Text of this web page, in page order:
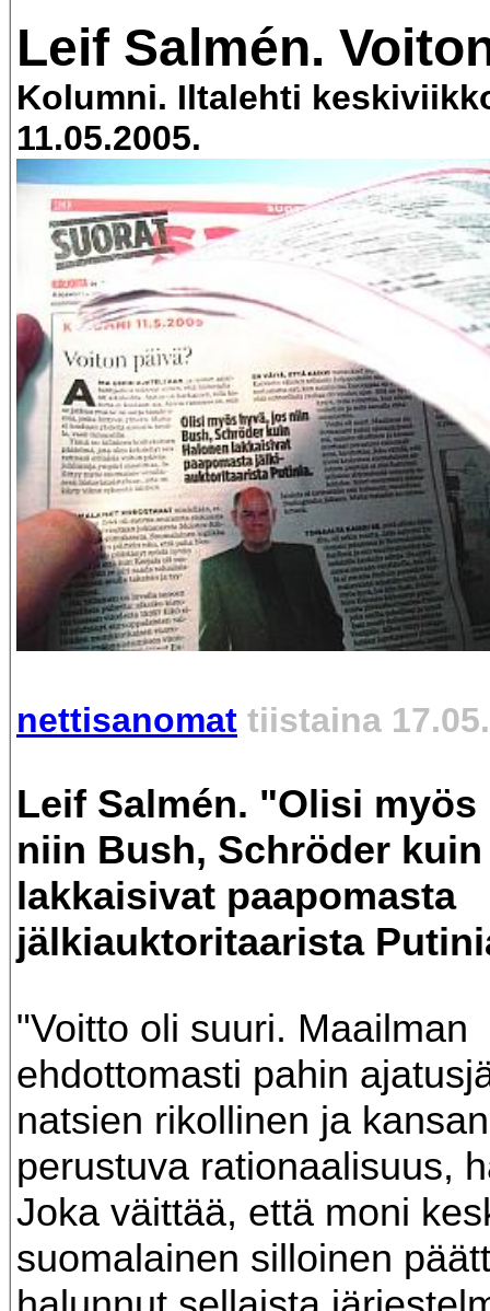
Leif Salmén.
Kolumni. Iltalehti
11.05.2005.
nettisanomat tiistaina
Leif Salmén. "Olisi myös
niin Bush, Schröder
lakkaisivat paapomasta
jälkiauktoritaarista
"Voitto oli suuri. Maailman
ehdottomasti pahin
natsien rikollinen ja
perustuva rationaalisuus,
Joka väittää, että moni
suomalainen silloinen